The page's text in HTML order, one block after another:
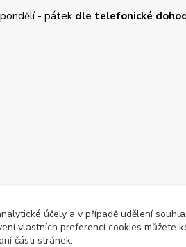
pondělí - pátek dle telefonické
účely a v případě udělení
vlastních preferencí cookies můžete
části stránek.